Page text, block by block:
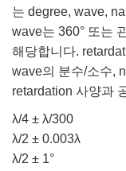
는 degree, wave,
wave는 360° 또는
해당합니다.
wave의 분수/소수,
retardation 사양과
λ/4 ± λ/300
λ/2 ± 0.003λ
λ/2 ± 1°